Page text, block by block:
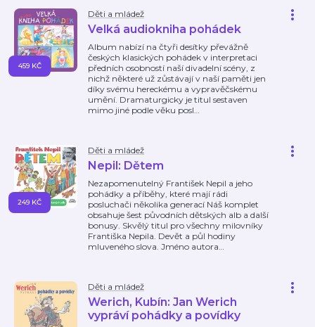
Děti a mládež
Velká audiokniha pohádek
Album nabízí na čtyři desítky převážně
českých klasických pohádek v interpretaci
předních osobností naší divadelní scény, z
nichž některé už zůstávají v naší paměti jen
díky svému hereckému a vypravěčskému
umění. Dramaturgicky je titul sestaven
mimo jiné podle věku posl…
459 KČ
Děti a mládež
Nepil: Dětem
Nezapomenutelný František Nepil a jeho
pohádky a příběhy, které mají rádi
posluchači několika generací Náš komplet
obsahuje šest původních dětských alb a další
bonusy. Skvělý titul pro všechny milovníky
Františka Nepila. Devět a půl hodiny
mluveného slova. Jméno autora…
249 KČ
Děti a mládež
Werich, Kubín: Jan Werich
vypráví pohádky a povídky